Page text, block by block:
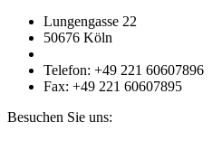
Lungengasse 22
50676 Köln
Telefon: +49 221 60607896
Fax: +49 221 60607895
Besuchen Sie uns: